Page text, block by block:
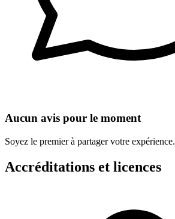
Aucun avis pour le moment
Soyez le premier à partager votre expérience.
Accréditations et licences